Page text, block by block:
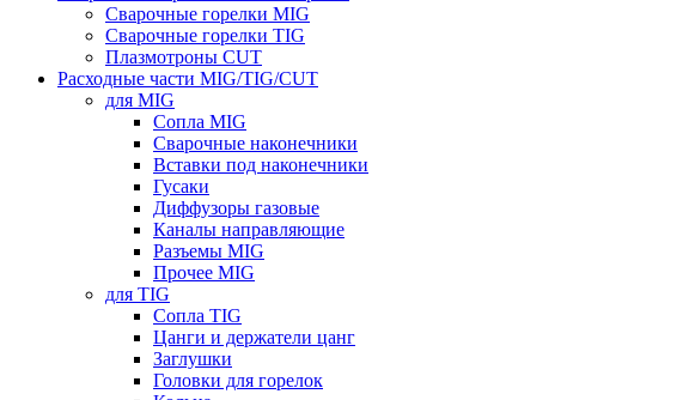
Сварочные горелки MIG
Сварочные горелки TIG
Плазмотроны CUT
Расходные части MIG/TIG/CUT
для MIG
Сопла MIG
Сварочные наконечники
Вставки под наконечники
Гусаки
Диффузоры газовые
Каналы направляющие
Разъемы MIG
Прочее MIG
для TIG
Сопла TIG
Цанги и держатели цанг
Заглушки
Головки для горелок